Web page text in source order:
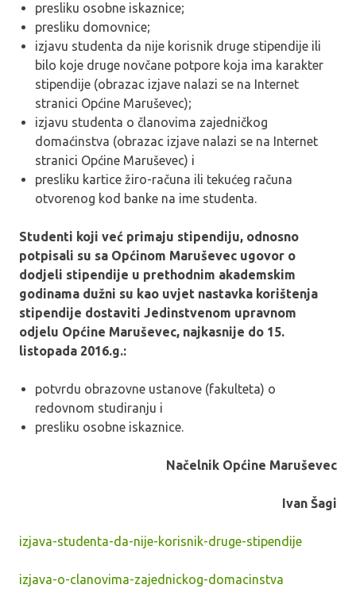
presliku osobne iskaznice;
presliku domovnice;
izjavu studenta da nije korisnik druge stipendije ili
bilo koje druge novčane potpore koja ima karakter
stipendije (obrazac izjave nalazi se na Internet
stranici Općine Maruševec);
izjavu studenta o članovima zajedničkog
domaćinstva (obrazac izjave nalazi se na Internet
stranici Općine Maruševec) i
presliku kartice žiro-računa ili tekućeg računa
otvorenog kod banke na ime studenta.
Studenti koji već primaju stipendiju, odnosno
potpisali su sa Općinom Maruševec ugovor o
dodjeli stipendije u prethodnim akademskim
godinama dužni su kao uvjet nastavka korištenja
stipendije dostaviti Jedinstvenom upravnom
odjelu Općine Maruševec, najkasnije do 15.
listopada 2016.g.:
potvrdu obrazovne ustanove (fakulteta) o
redovnom studiranju i
presliku osobne iskaznice.
Načelnik Općine Maruševec
Ivan Šagi
izjava-studenta-da-nije-korisnik-druge-stipendije
izjava-o-clanovima-zajednickog-domacinstva